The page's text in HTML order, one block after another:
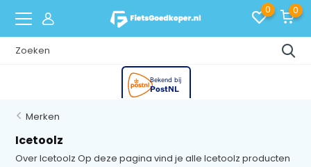
0 0
Merken
Icetoolz
Over Icetoolz Op deze pagina vind je alle Icetoolz producten